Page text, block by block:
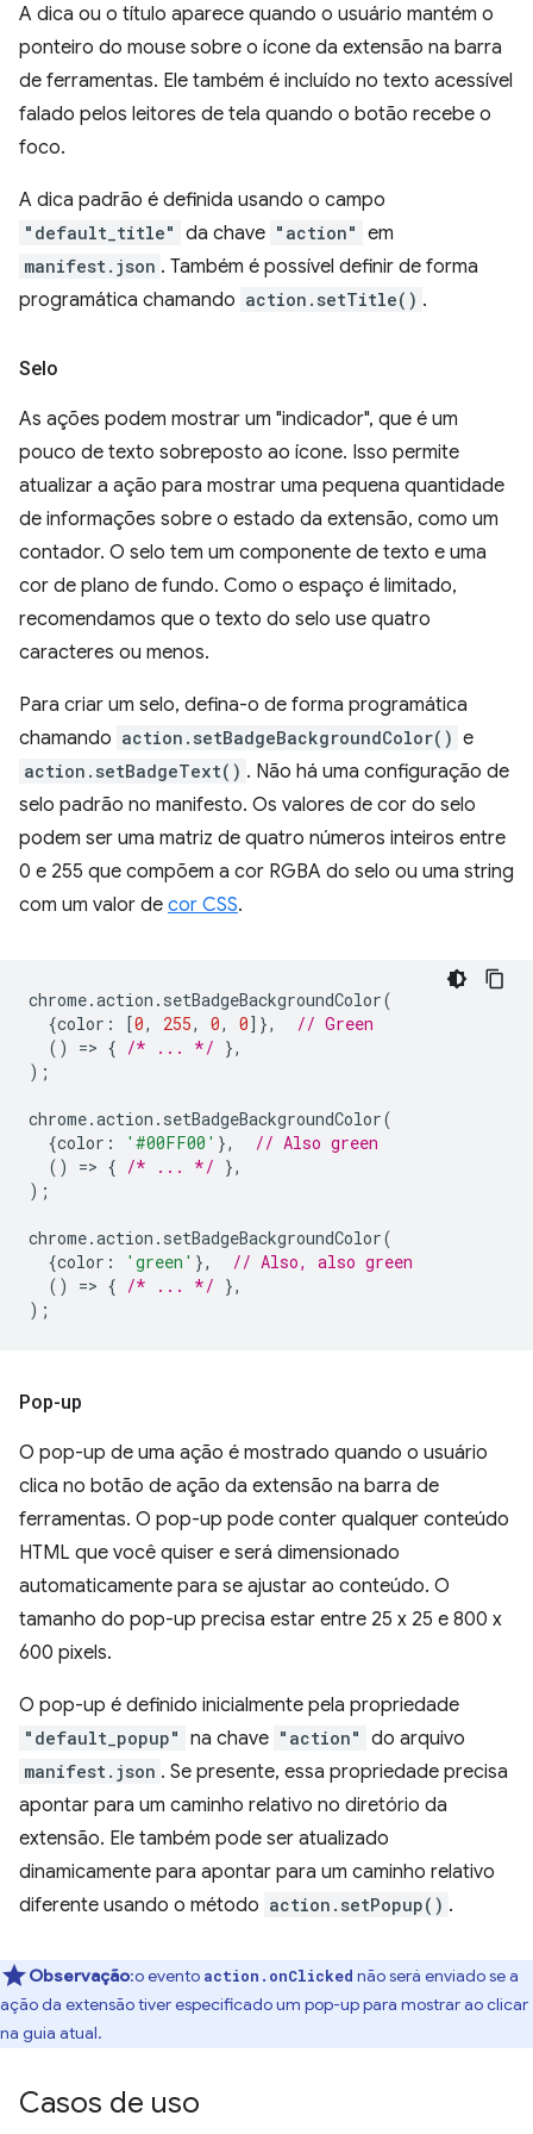
A dica ou o título aparece quando o usuário mantém o
ponteiro do mouse sobre o ícone da extensão na barra
de ferramentas. Ele também é incluído no texto acessível
falado pelos leitores de tela quando o botão recebe o
foco.
A dica padrão é definida usando o campo
"default_title" da chave "action" em
manifest.json . Também é possível definir de forma
programática chamando action.setTitle() .
Selo
As ações podem mostrar um "indicador", que é um
pouco de texto sobreposto ao ícone. Isso permite
atualizar a ação para mostrar uma pequena quantidade
de informações sobre o estado da extensão, como um
contador. O selo tem um componente de texto e uma
cor de plano de fundo. Como o espaço é limitado,
recomendamos que o texto do selo use quatro
caracteres ou menos.
Para criar um selo, defina-o de forma programática
chamando action.setBadgeBackgroundColor() e
action.setBadgeText() . Não há uma configuração de
selo padrão no manifesto. Os valores de cor do selo
podem ser uma matriz de quatro números inteiros entre
0 e 255 que compõem a cor RGBA do selo ou uma string
com um valor de cor CSS.
chrome.action . setBadgeBackgroundColor(
{color : [0, 255, 0, 0]},
// Green
()
=> { /* ... */ },
);
chrome.action . setBadgeBackgroundColor(
{color : '#00FF00' },
// Also green
()
=> { /* ... */ },
);
chrome.action . setBadgeBackgroundColor(
{color : 'green' },
// Also, also green
()
=> { /* ... */ },
);
Pop-up
O pop-up de uma ação é mostrado quando o usuário
clica no botão de ação da extensão na barra de
ferramentas. O pop-up pode conter qualquer conteúdo
HTML que você quiser e será dimensionado
automaticamente para se ajustar ao conteúdo. O
tamanho do pop-up precisa estar entre 25 x 25 e 800 x
600 pixels.
O pop-up é definido inicialmente pela propriedade
"default_popup" na chave "action" do arquivo
manifest.json . Se presente, essa propriedade precisa
apontar para um caminho relativo no diretório da
extensão. Ele também pode ser atualizado
dinamicamente para apontar para um caminho relativo
diferente usando o método action.setPopup() .
Observação:o evento action.onClicked não será enviado se a
ação da extensão tiver especificado um pop-up para mostrar ao clicar
na guia atual.
Casos de uso